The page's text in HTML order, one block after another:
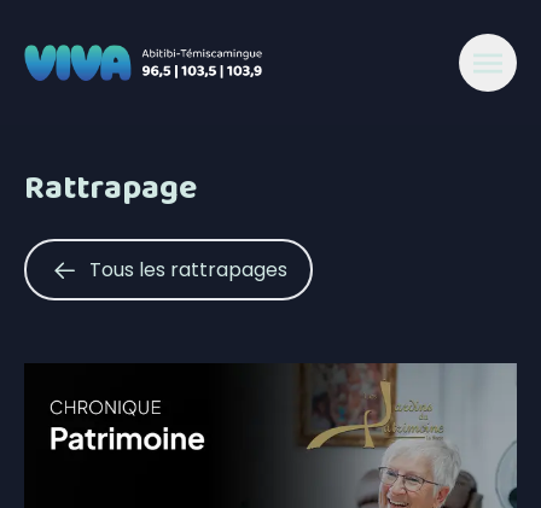
Rattrapage
Tous les rattrapages